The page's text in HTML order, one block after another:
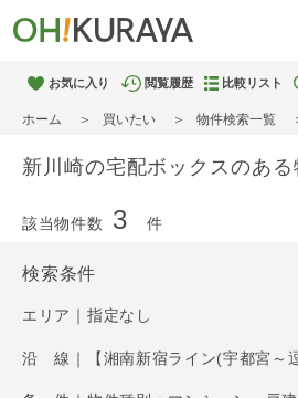
お気に入り 閲覧履歴 比較リスト
ホーム 買いたい 物件検索一覧
新川崎の宅配ボックスのある
該当物件数 3 件
検索条件
エリア｜指定なし